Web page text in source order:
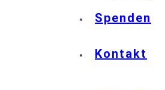
Spenden
Kontakt